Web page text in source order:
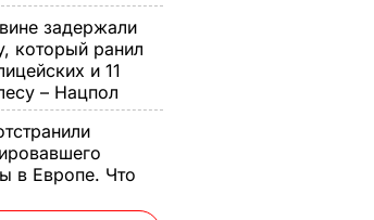
задержали
который ранил
и 11
– Нацпол
в Европе. Что